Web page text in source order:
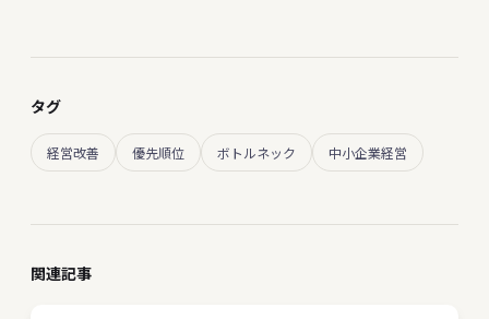
タグ
経営改善 優先順位 ボトルネック 中小企業経営
関連記事